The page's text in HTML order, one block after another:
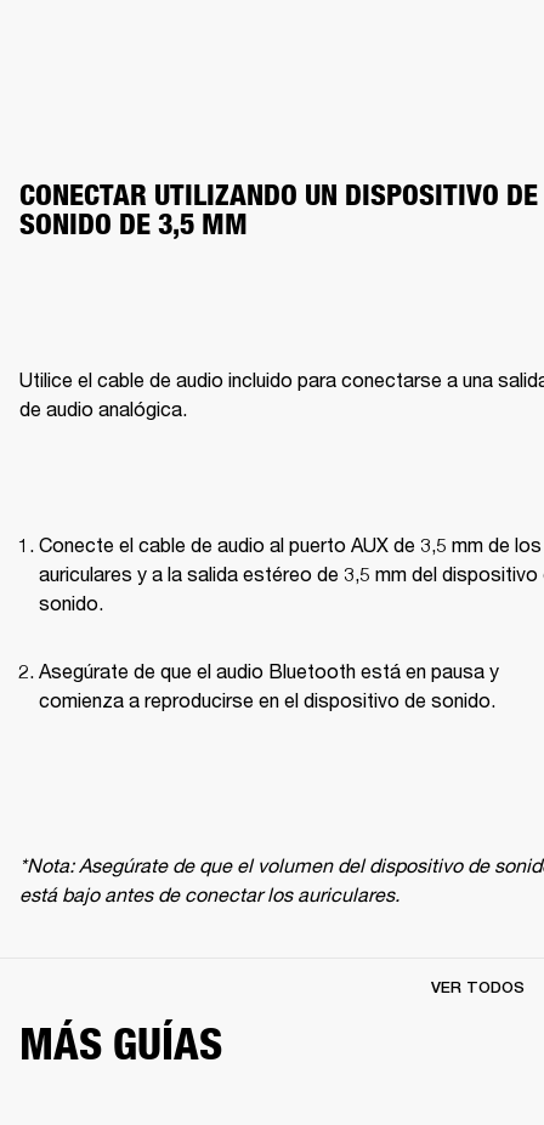
CONECTAR UTILIZANDO UN DISPOSITIVO DE
SONIDO DE 3,5 MM
Utilice el cable de audio incluido para conectarse a una
de audio analógica.
Conecte el cable de audio al puerto AUX de 3,5 mm de los
auriculares y a la salida estéreo de 3,5 mm del dispositivo
sonido.
Asegúrate de que el audio Bluetooth está en pausa y
comienza a reproducirse en el dispositivo de sonido.
*Nota: Asegúrate de que el volumen del dispositivo de
está bajo antes de conectar los auriculares.
MÁS GUÍAS
VER TODOS